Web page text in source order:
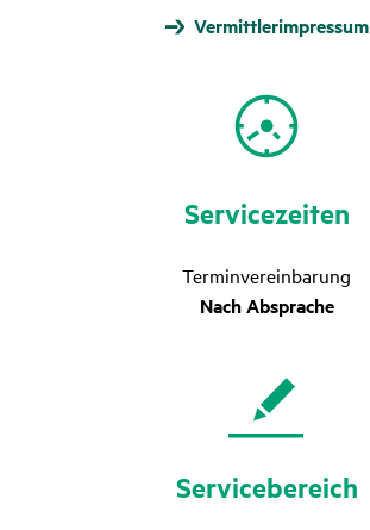
Vermittlerimpressum
Service­zeiten
Terminvereinbarung
Nach Absprache
Service­be­reich